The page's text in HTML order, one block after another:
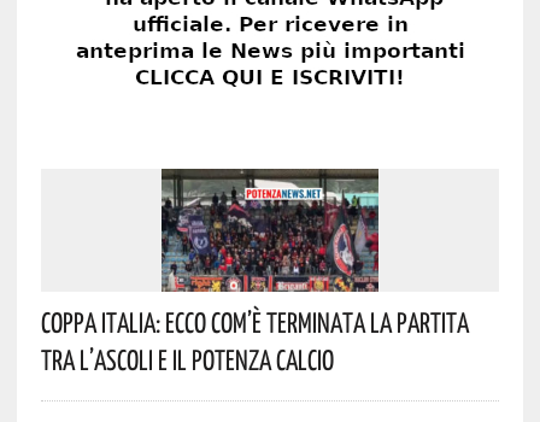
Coppa Italia: Ecco Com’è Terminata La Partita
Tra L’Ascoli E Il Potenza Calcio